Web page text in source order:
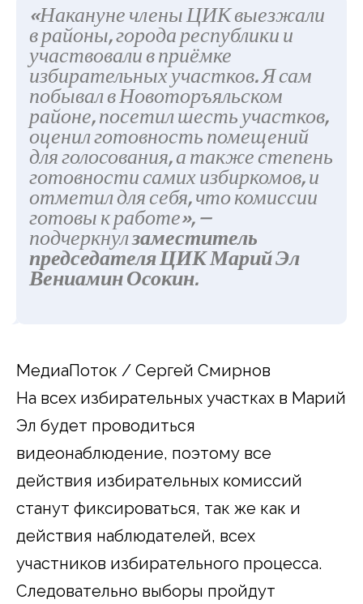
«Накануне члены ЦИК выезжали
в районы, города республики и
участвовали в приёмке
избирательных участков. Я сам
побывал в Новоторъяльском
районе, посетил шесть участков,
оценил готовность помещений
для голосования, а также степень
готовности самих избиркомов, и
отметил для себя, что комиссии
готовы к работе», —
подчеркнулзаместитель
председателя ЦИК Марий Эл
Вениамин Осокин.
МедиаПоток / Сергей Смирнов
На всех избирательных участках в Марий
Эл будет проводиться
видеонаблюдение, поэтому все
действия избирательных комиссий
станут фиксироваться, так же как и
действия наблюдателей, всех
участников избирательного процесса.
Следовательно выборы пройдут